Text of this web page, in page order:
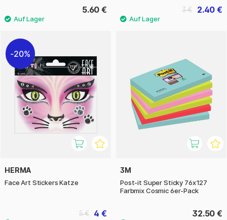
5.60 € 2.40 €
3 €
20%
HERMA
Face Art Stickers Katze
4 €
5 €
3M
Post-it Super Sticky 76x127
Farbmix Cosmic 6er-Pack
32.50 €